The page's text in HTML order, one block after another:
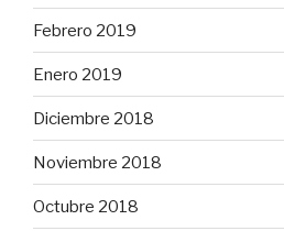
Febrero 2019
Enero 2019
Diciembre 2018
Noviembre 2018
Octubre 2018